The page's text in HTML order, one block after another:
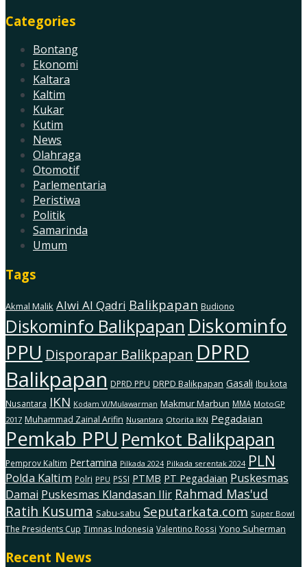
Categories
Bontang
Ekonomi
Kaltara
Kaltim
Kukar
Kutim
News
Olahraga
Otomotif
Parlementaria
Peristiwa
Politik
Samarinda
Umum
Tags
Akmal Malik Alwi Al Qadri Balikpapan Budiono
Diskominfo Balikpapan Diskominfo
PPU Disporapar Balikpapan DPRD
Balikpapan DPRD PPU DRPD Balikpapan Gasali Ibu kota
Nusantara IKN Kodam Vl/Mulawarman Makmur Marbun MMA MotoGP
2017 Muhammad Zainal Arifin Nusantara Otorita IKN Pegadaian
Pemkab PPU Pemkot Balikpapan
Pemprov Kaltim Pertamina Pilkada 2024 Pilkada serentak 2024 PLN
Polda Kaltim Polri PPU PSSI PTMB PT Pegadaian Puskesmas
Damai Puskesmas Klandasan Ilir Rahmad Mas'ud
Ratih Kusuma Sabu-sabu Seputarkata.com Super Bowl
The Presidents Cup Timnas Indonesia Valentino Rossi Yono Suherman
Recent News